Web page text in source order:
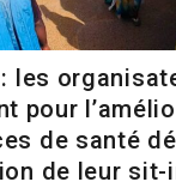
les
pour
de santé
de leur sit-